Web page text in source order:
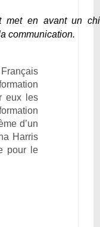
met en avant un
communication.
eux les
d’un
Harris
pour le